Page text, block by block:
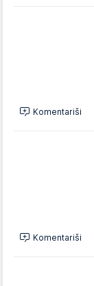
Komentariši
Komentariši